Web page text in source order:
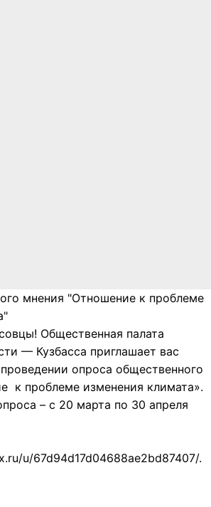
мнения "Отношение к проблеме
Общественная палата
— Кузбасса приглашает вас
опроса общественного
к проблеме изменения климата».
– с 20 марта по 30 апреля
u/67d94d17d04688ae2bd87407/.